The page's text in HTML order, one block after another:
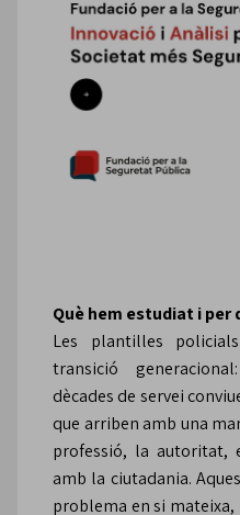
Què hem estudiat i per
Les plantilles
transició
dècades de servei
que arriben amb una
professió, la autoritat,
amb la ciutadania.
problema en si